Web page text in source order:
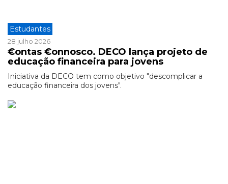
Estudantes
28 julho 2026
€ontas €onnosco. DECO lança projeto de
educação financeira para jovens
Iniciativa da DECO tem como objetivo "descomplicar a
educação financeira dos jovens".